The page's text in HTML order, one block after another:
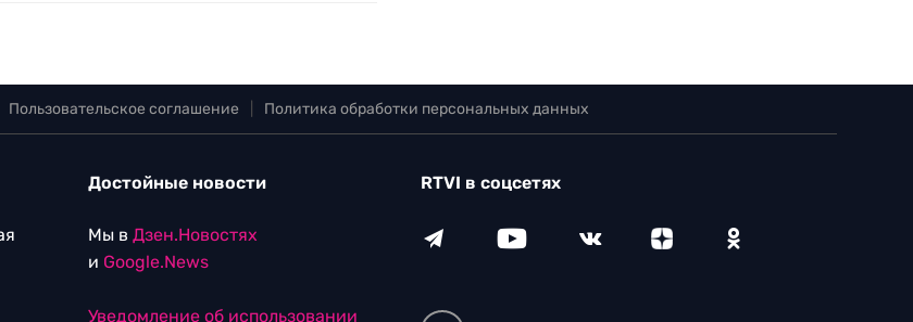
Пользовательское соглашение Политика обработки персональных данных
Достойные новости
Мы в Дзен.Новостях
и Google.News
Уведомление об использовании
RTVI в соцсетях